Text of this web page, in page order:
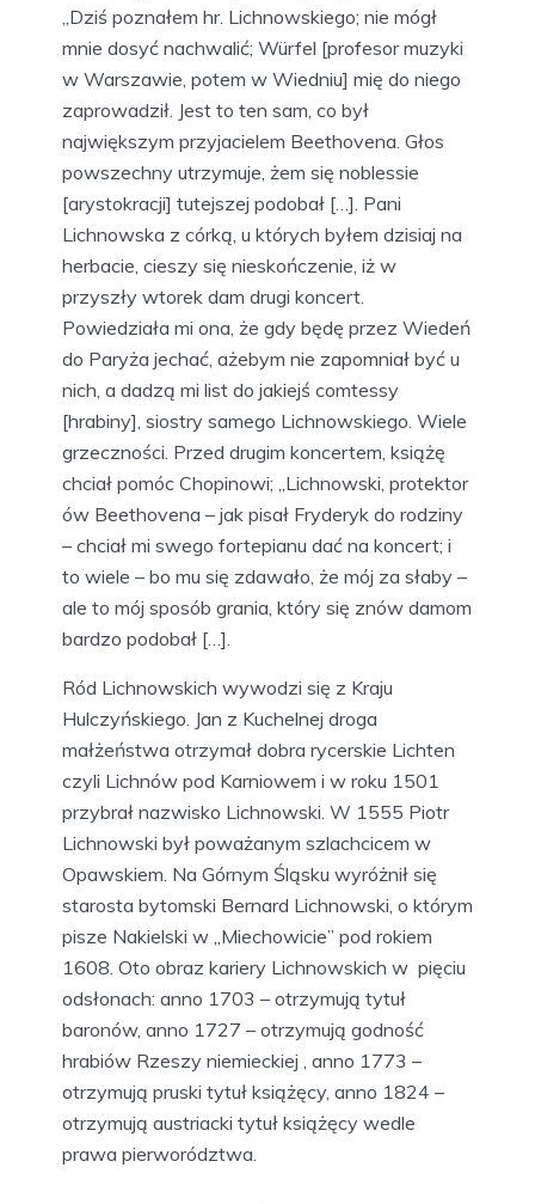
„Dziś poznałem hr. Lichnowskiego; nie mógł
mnie dosyć nachwalić; Würfel [profesor muzyki
w Warszawie, potem w Wiedniu] mię do niego
zaprowadził. Jest to ten sam, co był
największym przyjacielem Beethovena. Głos
powszechny utrzymuje, żem się noblessie
[arystokracji] tutejszej podobał […]. Pani
Lichnowska z córką, u których byłem dzisiaj na
herbacie, cieszy się nieskończenie, iż w
przyszły wtorek dam drugi koncert.
Powiedziała mi ona, że gdy będę przez Wiedeń
do Paryża jechać, ażebym nie zapomniał być u
nich, a dadzą mi list do jakiejś comtessy
[hrabiny], siostry samego Lichnowskiego. Wiele
grzeczności. Przed drugim koncertem, książę
chciał pomóc Chopinowi; „Lichnowski, protektor
ów Beethovena – jak pisał Fryderyk do rodziny
– chciał mi swego fortepianu dać na koncert; i
to wiele – bo mu się zdawało, że mój za słaby –
ale to mój sposób grania, który się znów damom
bardzo podobał […].
Ród Lichnowskich wywodzi się z Kraju
Hulczyńskiego. Jan z Kuchelnej droga
małżeństwa otrzymał dobra rycerskie Lichten
czyli Lichnów pod Karniowem i w roku 1501
przybrał nazwisko Lichnowski. W 1555 Piotr
Lichnowski był poważanym szlachcicem w
Opawskiem. Na Górnym Śląsku wyróżnił się
starosta bytomski Bernard Lichnowski, o którym
pisze Nakielski w „Miechowicie” pod rokiem
1608. Oto obraz kariery Lichnowskich w pięciu
odsłonach: anno 1703 – otrzymują tytuł
baronów, anno 1727 – otrzymują godność
hrabiów Rzeszy niemieckiej , anno 1773 –
otrzymują pruski tytuł książęcy, anno 1824 –
otrzymują austriacki tytuł książęcy wedle
prawa pierworództwa.